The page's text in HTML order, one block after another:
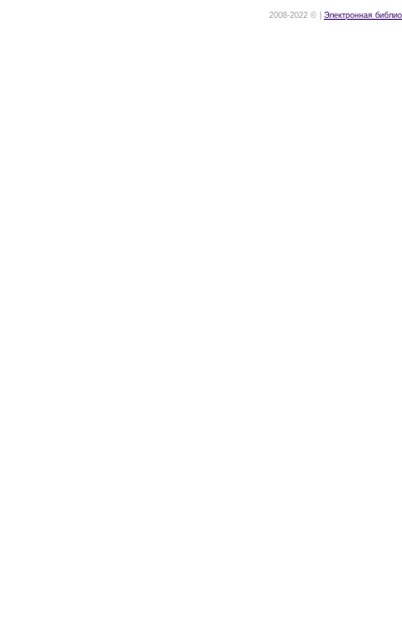
2008-2022 © | Электронная